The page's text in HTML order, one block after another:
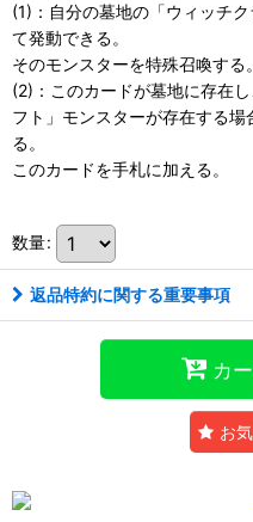
(1)：自分の墓地の「ウィッチ
て発動できる。
そのモンスターを特殊召喚する。
(2)：このカードが墓地に存在
フト」モンスターが存在する
る。
このカードを手札に加える。
数量:
返品特約に関する重要事項
カ
お